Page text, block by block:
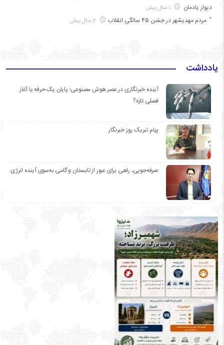
دیوار یادمان
مردم مهدیشهر در جشن ۴۵ سالگیِ انقلاب
یادداشت
آینده خبرنگاری در عصر هوش مصنوعی؛ پایان یک حرفه یا آغاز
فصلی تازه؟
پیام تبریک روز خبرنگار
صرفه‌جویی، راهی برای عبور از تابستان و گامی به‌سوی آینده انرژی